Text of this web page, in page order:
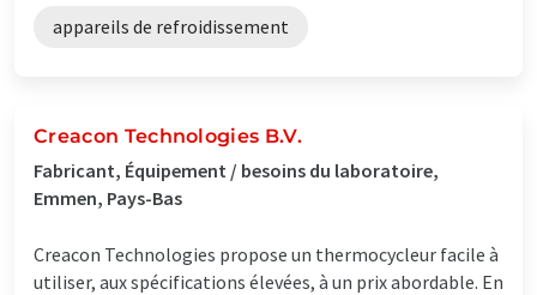
appareils de refroidissement
Creacon Technologies B.V.
Fabricant, Équipement / besoins du laboratoire,
Emmen, Pays-Bas
Creacon Technologies propose un thermocycleur facile à
utiliser, aux spécifications élevées, à un prix abordable. En